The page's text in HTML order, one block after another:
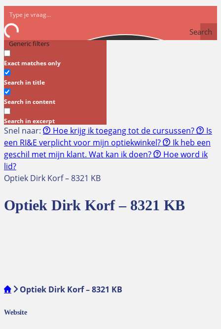
Search
Generic filters
Exact matches only
Search in title
Search in content
Search in excerpt
Snel naar: Hoe krijg ik toegang tot de cursussen?
Is
een RI&E verplicht voor mijn optiekwinkel?
Ik heb een
geschil met mijn klant. Wat kan ik doen?
Hoe word ik
lid?
Optiek Dirk Korf – 8321 KB
Optiek Dirk Korf – 8321 KB
Optiek Dirk Korf – 8321 KB
Website